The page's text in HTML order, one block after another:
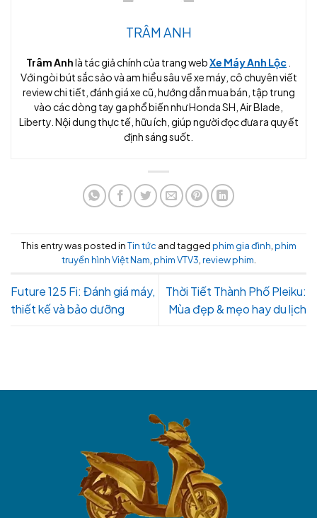
TRÂM ANH
Trâm Anhlà tác giả chính của trang webXe Máy Anh Lộc
Với ngòi bút sắc sảo và am hiểu sâu về xe máy, cô chuyên viết
review chi tiết, đánh giá xe cũ, hướng dẫn mua bán, tập trung
vào các dòng tay ga phổ biến như Honda SH, Air Blade,
Liberty. Nội dung thực tế, hữu ích, giúp người đọc đưa ra quyết
định sáng suốt.
This entry was posted inTin tức and taggedphim gia đình,phim
truyền hình Việt Nam,phim VTV3,review phim.
Future 125 Fi: Đánh giá máy,
thiết kế và bảo dưỡng
Thời Tiết Thành Phố Pleiku:
Mùa đẹp & mẹo hay du lịch